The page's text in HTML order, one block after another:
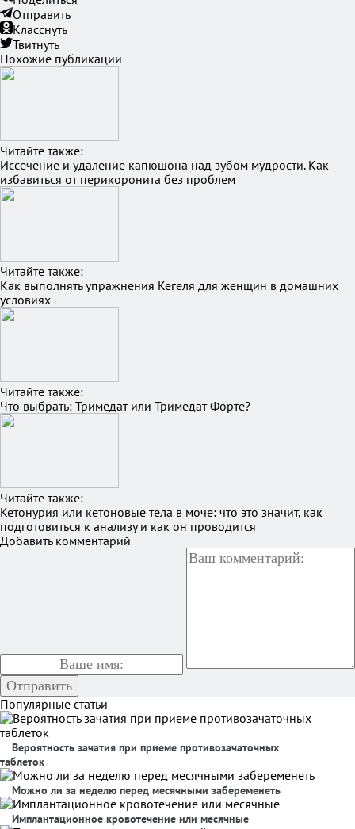
Отправить
Класснуть
Твитнуть
Похожие публикации
Читайте также:
Иссечение и удаление капюшона над зубом мудрости. Как
избавиться от перикоронита без проблем
Читайте также:
Как выполнять упражнения Кегеля для женщин в домашних
условиях
Читайте также:
Что выбрать: Тримедат или Тримедат Форте?
Читайте также:
Кетонурия или кетоновые тела в моче: что это значит, как
подготовиться к анализу и как он проводится
Добавить комментарий
Популярные статьи
Вероятность зачатия при приеме противозачаточных
таблеток
Можно ли за неделю перед месячными забеременеть
Имплантационное кровотечение или месячные